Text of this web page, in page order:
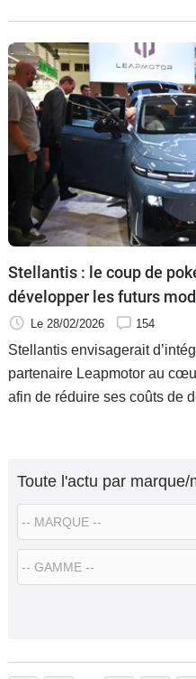
de l’INPI pour la troisième
développement de batteries
des robotaxis pour 2029, le
de démontrer qu’il est loin
Stellantis : le coup de
développer les futurs
Opel et Peugeot
Le 28/02/2026 154
Stellantis envisagerait
partenaire Leapmotor au
afin de réduire ses coûts de
Toute l'actu par marque/